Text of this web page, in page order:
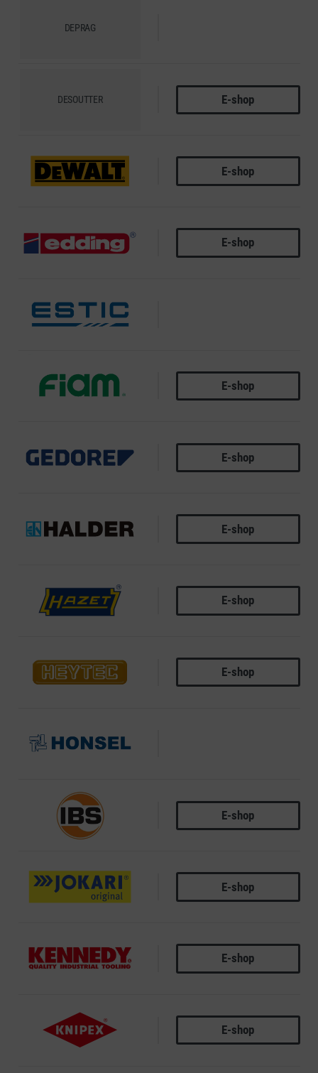
DEPRAG
DESOUTTER E-shop
DEWALT E-shop
EDDING E-shop
ESTIC
FIAM E-shop
GEDORE E-shop
HALDER E-shop
HAZET E-shop
HEYTEC E-shop
HONSEL
IBS E-shop
JOKARI E-shop
KENNEDY E-shop
KNIPEX E-shop